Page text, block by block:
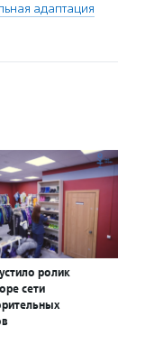
адаптация
ролик
сети